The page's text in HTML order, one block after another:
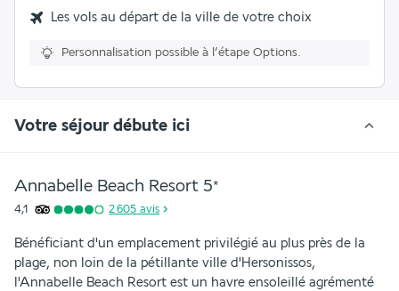
Les vols au départ de la ville de votre choix
Personnalisation possible à l’étape Options.
Votre séjour débute ici
Annabelle Beach Resort 5*
4,1 2 605 avis
Bénéficiant d'un emplacement privilégié au plus près de la
plage, non loin de la pétillante ville d'Hersonissos,
l'Annabelle Beach Resort est un havre ensoleillé agrémenté